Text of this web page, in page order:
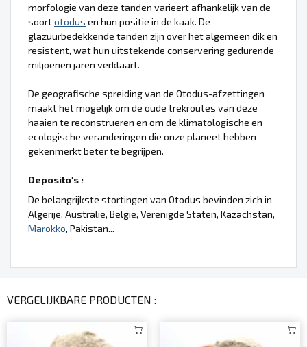
morfologie van deze tanden varieert afhankelijk van de
soortotodus en hun positie in de kaak. De
glazuurbedekkende tanden zijn over het algemeen dik en
resistent, wat hun uitstekende conservering gedurende
miljoenen jaren verklaart.
De geografische spreiding van de Otodus-afzettingen
maakt het mogelijk om de oude trekroutes van deze
haaien te reconstrueren en om de klimatologische en
ecologische veranderingen die onze planeet hebben
gekenmerkt beter te begrijpen.
Deposito's :
De belangrijkste stortingen van Otodus bevinden zich in
Algerije, Australië, België, Verenigde Staten, Kazachstan,
Marokko, Pakistan...
VERGELIJKBARE PRODUCTEN :